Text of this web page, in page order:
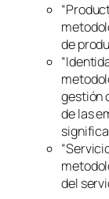
de
gestión
de las
del